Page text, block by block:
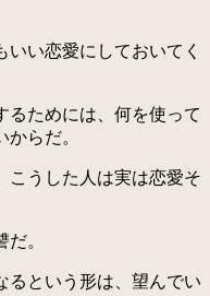
い恋愛にしておいてく
ためには、何を使って
らだ。
うした人は実は恋愛そ
。
という形は、望んでい